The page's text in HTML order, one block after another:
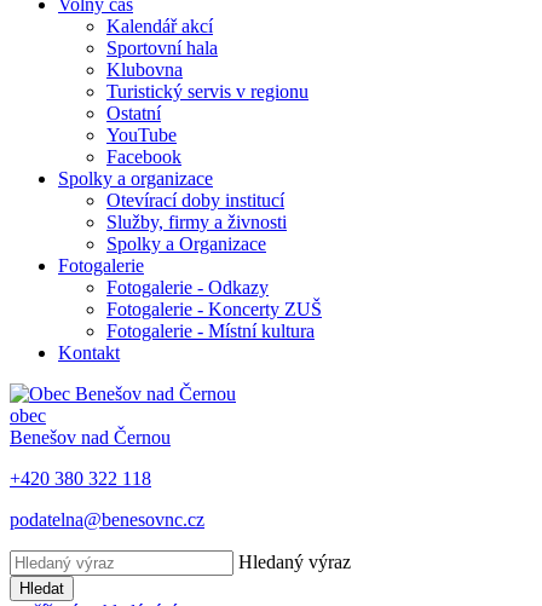
Volný čas
Kalendář akcí
Sportovní hala
Klubovna
Turistický servis v regionu
Ostatní
YouTube
Facebook
Spolky a organizace
Otevírací doby institucí
Služby, firmy a živnosti
Spolky a Organizace
Fotogalerie
Fotogalerie - Odkazy
Fotogalerie - Koncerty ZUŠ
Fotogalerie - Místní kultura
Kontakt
obec
Benešov nad Černou
+420 380 322 118
podatelna@benesovnc.cz
Hledaný výraz
Hledat